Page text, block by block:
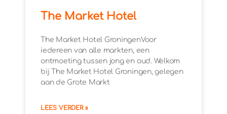
The Market Hotel
The Market Hotel GroningenVoor
iedereen van alle markten, een
ontmoeting tussen jong en oud. Welkom
bij The Market Hotel Groningen, gelegen
aan de Grote Markt
LEES VERDER »